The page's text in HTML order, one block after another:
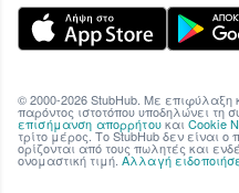
© 2000-2026 StubHub. Με επιφύλαξη
παρόντος ιστοτόπου υποδηλώνει τη
επισήμανση απορρήτουκαι Cookie
τρίτο μέρος. Το StubHub δεν είναι ο
ορίζονται από τους πωλητές και
oνομαστική τιμή. Αλλαγή